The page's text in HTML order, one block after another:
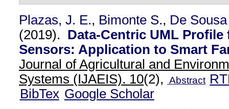
Plazas, J. E., Bimonte S., De
(2019). Data-Centric UML Profile
Sensors: Application to Smart
Journal of Agricultural and
Systems (IJAEIS). 10(2), Abstract
BibTex Google Scholar